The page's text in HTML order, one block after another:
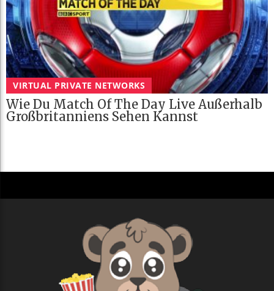
VIRTUAL PRIVATE NETWORKS
Wie Du Match Of The Day Live Außerhalb
Großbritanniens Sehen Kannst